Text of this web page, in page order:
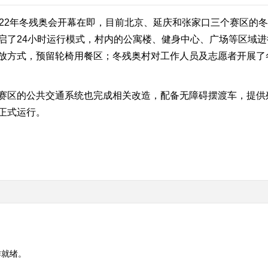
年冬残奥会开幕在即，目前北京、延庆和张家口三个赛区的
了24小时运行模式，村内的公寓楼、健身中心、广场等区域
方式，预留轮椅用餐区；冬残奥村对工作人员及志愿者开展
区的公共交通系统也完成相关改造，配备无障碍摆渡车，提
式运行。
绪。